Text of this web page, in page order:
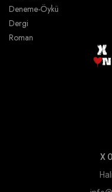
Deneme-Öykü
Dergi
Roman
X